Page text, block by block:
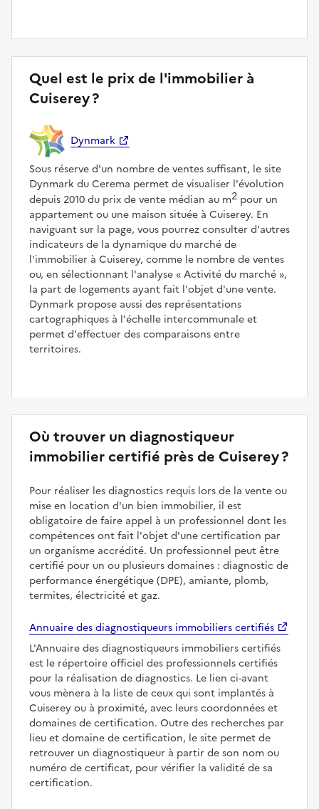
Quel est le prix de l'immobilier à
Cuiserey ?
Dynmark
Sous réserve d'un nombre de ventes suffisant, le site
Dynmark du Cerema permet de visualiser l'évolution
depuis 2010 du prix de vente médian au m2 pour un
appartement ou une maison située à Cuiserey. En
naviguant sur la page, vous pourrez consulter d'autres
indicateurs de la dynamique du marché de
l'immobilier à Cuiserey, comme le nombre de ventes
ou, en sélectionnant l'analyse
Activité du marché ,
la part de logements ayant fait l'objet d'une vente.
Dynmark propose aussi des représentations
cartographiques à l'échelle intercommunale et
permet d'effectuer des comparaisons entre
territoires.
Où trouver un diagnostiqueur
immobilier certifié près de Cuiserey ?
Pour réaliser les diagnostics requis lors de la vente ou
mise en location d'un bien immobilier, il est
obligatoire de faire appel à un professionnel dont les
compétences ont fait l'objet d'une certification par
un organisme accrédité. Un professionnel peut être
certifié pour un ou plusieurs domaines : diagnostic de
performance énergétique (DPE), amiante, plomb,
termites, électricité et gaz.
Annuaire des diagnostiqueurs immobiliers certifiés
L'Annuaire des diagnostiqueurs immobiliers certifiés
est le répertoire officiel des professionnels certifiés
pour la réalisation de diagnostics. Le lien ci-avant
vous mènera à la liste de ceux qui sont implantés à
Cuiserey ou à proximité, avec leurs coordonnées et
domaines de certification. Outre des recherches par
lieu et domaine de certification, le site permet de
retrouver un diagnostiqueur à partir de son nom ou
numéro de certificat, pour vérifier la validité de sa
certification.